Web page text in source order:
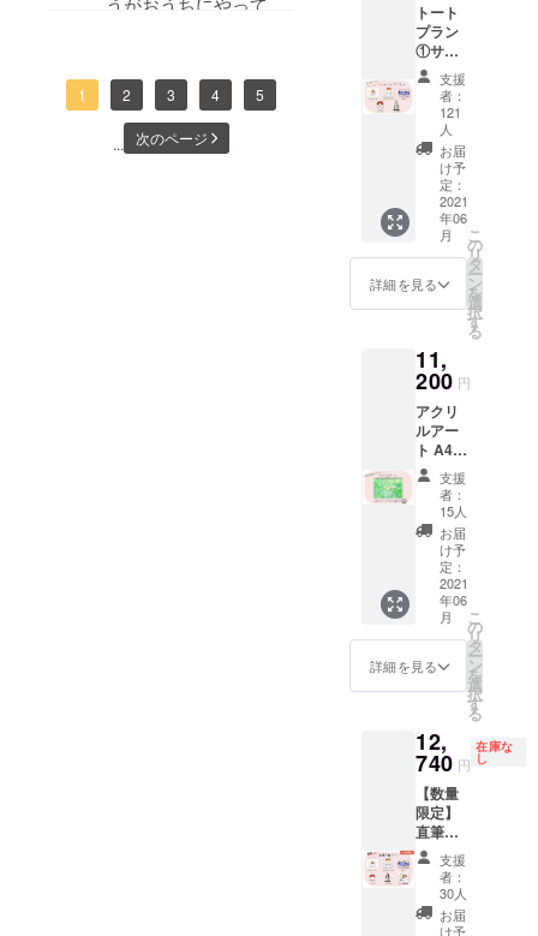
1 2 3 4 5
... 次のページ
ポリシーに
準じて管理
させていた
だきます。
だ金額
となっ
ており
ます。
トート
プラン
①サン
キュー
レター
②もち
もち
クッ
ション
③手ぬ
ぐい ④
ステッ
カー ⑤
トート
バッグ
す。 送
料200円
と消費
税
(10%）
を含ん
だ金額
となっ
ており
ます。
支援
者：
121
人
お届
け予
定：
2021
年06
月
詳細を見る
こ
の
リ
タ
ー
ン
を
選
択
す
る
11,
200 円
アクリ
ルアー
ト A4サ
イズ、
5mm厚
アクリ
ル 画像
はイ
メージ
です。
消費税
(10%）
と送料
200円を
含んだ
金額で
支援
者：
15人
お届
け予
定：
2021
年06
月
詳細を見る
こ
の
リ
タ
ー
ン
を
選
択
す
る
12,
740 円
在庫な
し
【数量
限定】
直筆色
紙プラ
ン ①サ
キュー
レター
支援
者：
30人
お届
け予